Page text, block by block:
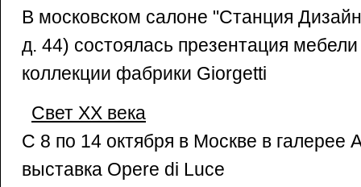
В московском салоне "Станция
д. 44) состоялась презентация
коллекции фабрики Giorgetti
Свет XX века
С 8 по 14 октября в Москве в галерее
выставка Opere di Luce